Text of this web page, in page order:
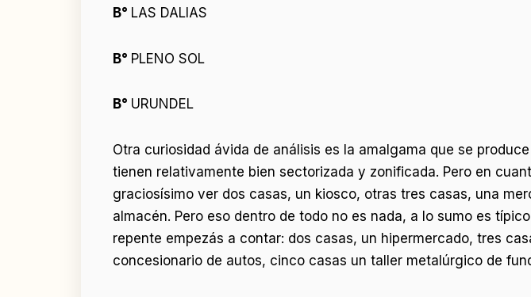
B° LAS DALIAS
B° PLENO SOL
B° URUNDEL
Otra curiosidad ávida de análisis es la amalgama que se
tienen relativamente bien sectorizada y zonificada. Pero en
graciosísimo ver dos casas, un kiosco, otras tres casas, una
almacén. Pero eso dentro de todo no es nada, a lo sumo es
repente empezás a contar: dos casas, un hipermercado, tres
concesionario de autos, cinco casas un taller metalúrgico de